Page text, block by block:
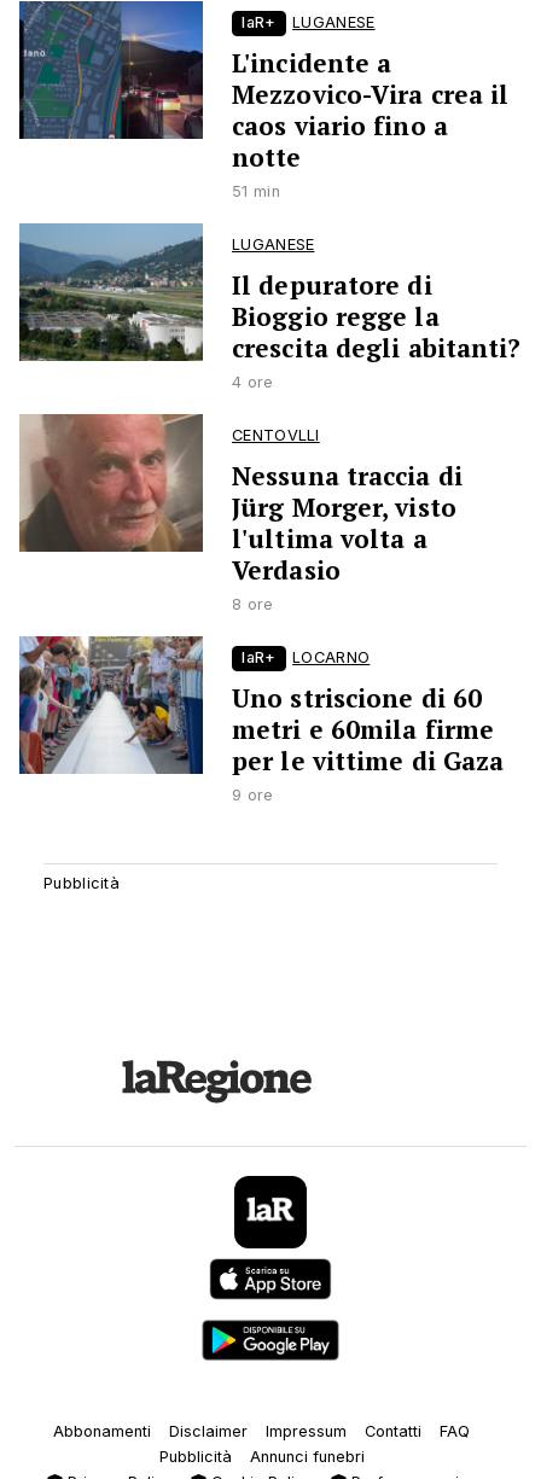
laR+ LUGANESE
L'incidente a
Mezzovico-Vira crea il
caos viario fino a
notte
51 min
LUGANESE
Il depuratore di
Bioggio regge la
crescita degli abitanti?
4 ore
CENTOVLLI
Nessuna traccia di
Jürg Morger, visto
l'ultima volta a
Verdasio
8 ore
laR+ LOCARNO
Uno striscione di 60
metri e 60mila firme
per le vittime di Gaza
9 ore
Abbonamenti Disclaimer Impressum Contatti
FAQ
Pubblicità
Annunci funebri